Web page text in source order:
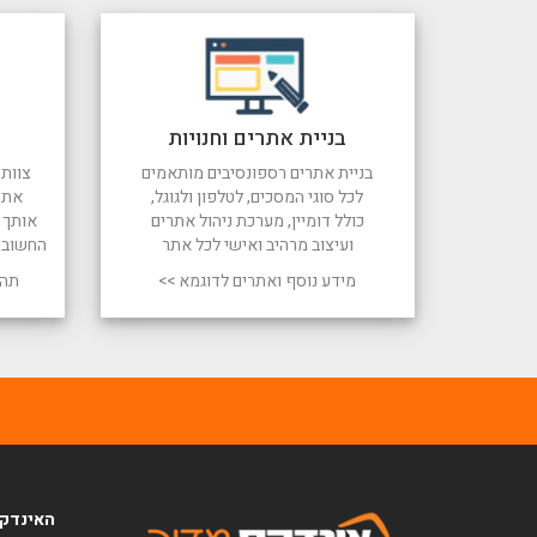
את
אותך
בניית אתרים וחנויות
בניית אתרים רספונסיבים מותאמים
לכל סוגי המסכים, לטלפון ולגוגל,
כולל דומיין, מערכת ניהול אתרים
ועיצוב מרהיב ואישי לכל אתר
מידע נוסף ואתרים לדוגמא >>